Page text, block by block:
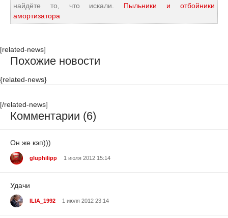
найдёте то, что искали. Пыльники и отбойники
амортизатора
[related-news]
Похожие новости
{related-news}
[/related-news]
Комментарии (6)
Он же кэп)))
gluphilipp 1 июля 2012 15:14
Удачи
ILIA_1992 1 июля 2012 23:14